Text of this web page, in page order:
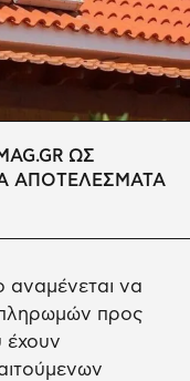
ΩΣ
ΑΠΟΤΕΛΕΣΜΑΤΑ
αναμένεται να
πληρωμών προς
έχουν